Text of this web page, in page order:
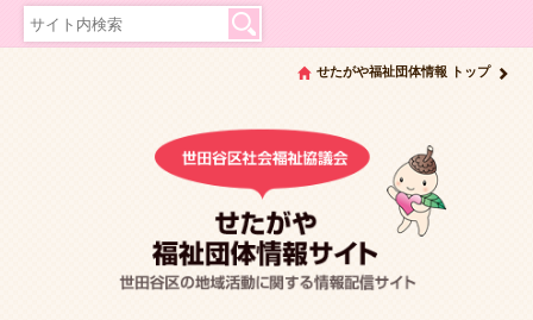
せたがや福祉団体情報 トップ